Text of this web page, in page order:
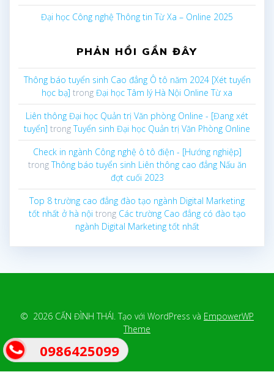
0986425099
Đại học Công nghệ Thông tin Từ Xa – Online 2025
PHẢN HỒI GẦN ĐÂY
Thông báo tuyển sinh Cao đẳng Ô tô năm 2024 [Xét tuyển
học bạ] trong Đại học Tâm lý Hà Nội Online Từ xa
Liên thông Đại học Quản trị Văn phòng Online - [Đang xét
tuyển] trongTuyển sinh Đại học Quản trị Văn Phòng Online
Check in ngành Công nghệ ô tô điện - [Hướng nghiệp]
trongThông báo tuyển sinh Liên thông cao đẳng Nấu ăn
đợt cuối 2023
Top 8 trường cao đẳng đào tạo ngành Digital Marketing
tốt nhất ở hà nội trong Các trường Cao đẳng có đào tạo
ngành Digital Marketing tốt nhất
© 2026 CẤN ĐÌNH THÁI. Tạo với WordPress và EmpowerWP
Theme